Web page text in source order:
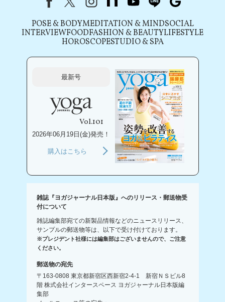
POSE & BODYMEDITATION & MINDSOCIAL
INTERVIEWFOODFASHION & BEAUTYLIFESTYLE
HOROSCOPESTUDIO & SPA
最新号
Vol.101
2026年06月19日(金)発売！
購入はこちら
雑誌『ヨガジャーナル日本版』へのリリース・郵送物受
付について
雑誌編集部宛ての新製品情報などのニュースリリース、
サンプルの郵送物等は、以下で受け付けております。
※プレジデント社様には編集部はございませんので、ご注意
ください。
郵送物の宛先
〒163-0808 東京都新宿区西新宿2-4-1 新宿ＮＳビル8
階 株式会社インタースペース ヨガジャーナル日本版編
集部